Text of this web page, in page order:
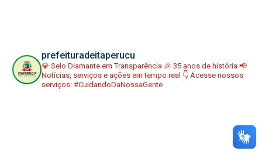
prefeituradeitaperucu
💎 Selo Diamante em Transparência 🎉 35 anos de história 📢
Notícias, serviços e ações em tempo real 👇 Acesse nossos
serviços: #CuidandoDaNossaGente